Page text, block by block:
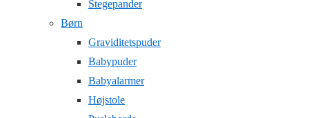
Stegepander
Børn
Graviditetspuder
Babypuder
Babyalarmer
Højstole